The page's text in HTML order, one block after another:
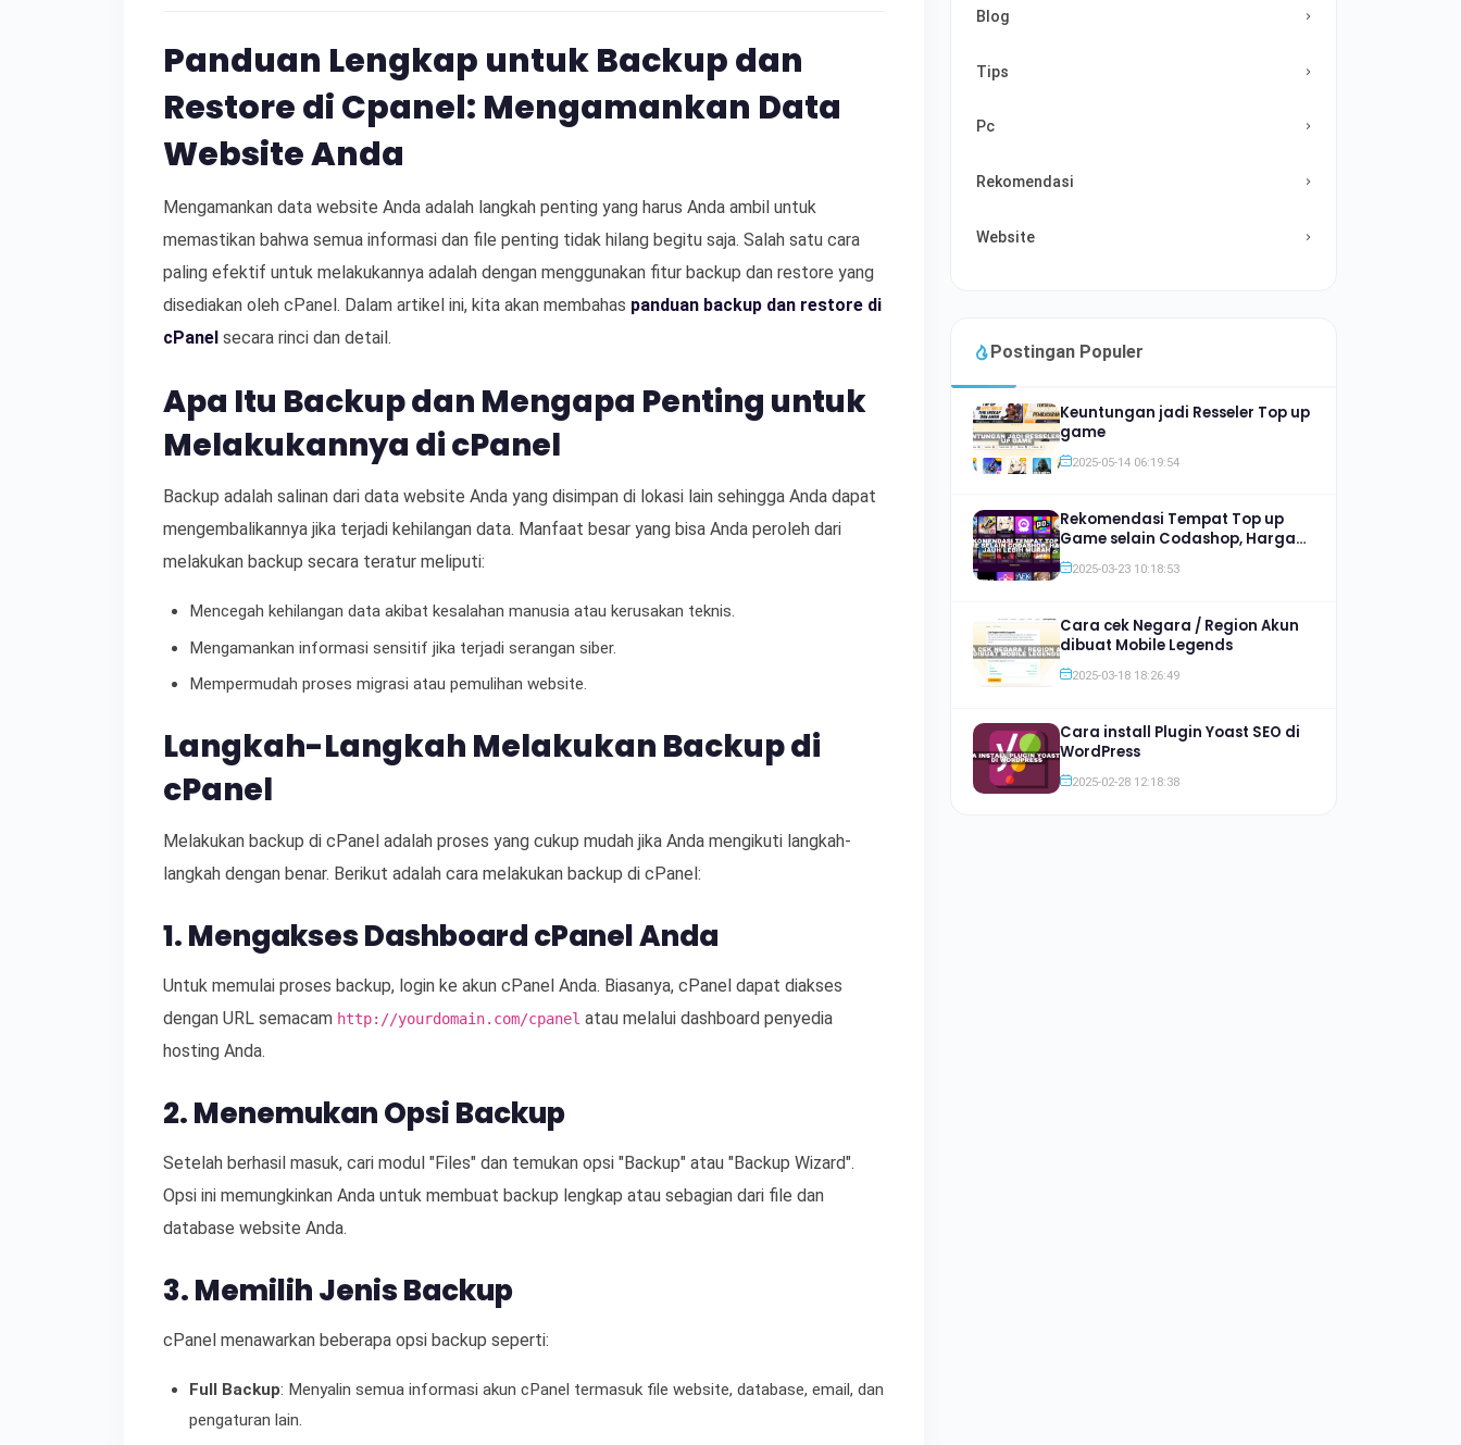
Panduan Lengkap untuk Backup dan
Restore di Cpanel: Mengamankan Data
Website Anda
Mengamankan data website Anda adalah langkah penting yang harus Anda ambil untuk
memastikan bahwa semua informasi dan file penting tidak hilang begitu saja. Salah satu cara
paling efektif untuk melakukannya adalah dengan menggunakan fitur backup dan restore yang
disediakan oleh cPanel. Dalam artikel ini, kita akan membahas panduan backup dan restore di
cPanel secara rinci dan detail.
Apa Itu Backup dan Mengapa Penting untuk
Melakukannya di cPanel
Backup adalah salinan dari data website Anda yang disimpan di lokasi lain sehingga Anda dapat
mengembalikannya jika terjadi kehilangan data. Manfaat besar yang bisa Anda peroleh dari
melakukan backup secara teratur meliputi:
Mencegah kehilangan data akibat kesalahan manusia atau kerusakan teknis.
Mengamankan informasi sensitif jika terjadi serangan siber.
Mempermudah proses migrasi atau pemulihan website.
Langkah-Langkah Melakukan Backup di
cPanel
Melakukan backup di cPanel adalah proses yang cukup mudah jika Anda mengikuti langkah-
langkah dengan benar. Berikut adalah cara melakukan backup di cPanel:
1. Mengakses Dashboard cPanel Anda
Untuk memulai proses backup, login ke akun cPanel Anda. Biasanya, cPanel dapat diakses
dengan URL semacam http://yourdomain.com/cpanel atau melalui dashboard penyedia
hosting Anda.
2. Menemukan Opsi Backup
Setelah berhasil masuk, cari modul "Files" dan temukan opsi "Backup" atau "Backup Wizard".
Opsi ini memungkinkan Anda untuk membuat backup lengkap atau sebagian dari file dan
database website Anda.
3. Memilih Jenis Backup
cPanel menawarkan beberapa opsi backup seperti:
Full Backup: Menyalin semua informasi akun cPanel termasuk file website, database, email, dan
pengaturan lain.
Blog
Tips
Pc
Rekomendasi
Website
Postingan Populer
Keuntungan jadi Resseler Top up
game
2025-05-14 06:19:54
Rekomendasi Tempat Top up
Game selain Codashop, Harga
Jauh lebih Murah
2025-03-23 10:18:53
Cara cek Negara / Region Akun
dibuat Mobile Legends
2025-03-18 18:26:49
Cara install Plugin Yoast SEO di
WordPress
2025-02-28 12:18:38